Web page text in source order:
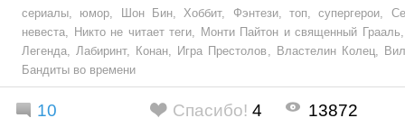
сериалы, юмор, Шон Бин,Хоббит, Фэнтези, топ,супергерои,
невеста, Никто не читает теги, Монти Пайтон и священный Грааль
Легенда,Лабиринт, Конан, Игра Престолов , Властелин Колец,
Бандиты во времени
10 Спасибо! 4 13872